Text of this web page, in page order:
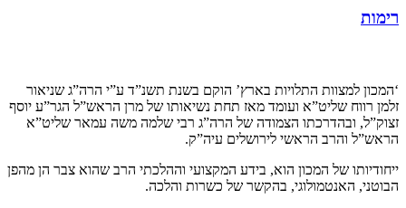
רימות
‘המכון למצוות התלויות בארץ’ הוקם בשנת תשנ”ד ע”י הרה”ג שניאור
זלמן רווח שליט”א ועומד מאז תחת נשיאותו של מרן הראש”ל הגר”ע יוסף
זצוק”ל, ובהדרכתו הצמודה של הרה”ג רבי שלמה משה עמאר שליט”א
הראש”ל והרב הראשי לירושלים עיה”ק.
ייחודיותו של המכון הוא, בידע המקצועי וההלכתי הרב שהוא צבר הן מהפן
הבוטני, האנטמולוגי, בהקשר של כשרות והלכה.